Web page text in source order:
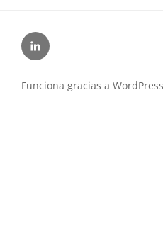
Linkedin
Funciona gracias a WordPress